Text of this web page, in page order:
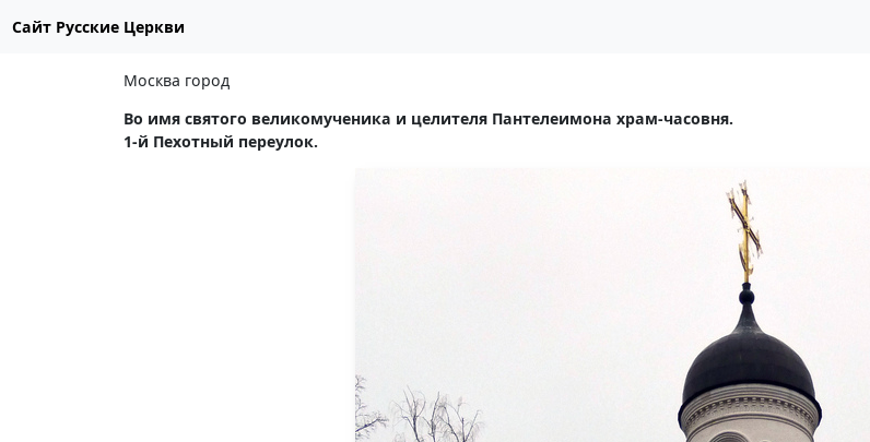
Сайт Русские Церкви
Москва город
Во имя святого великомученика и целителя Пантелеимона храм-часовня.
1-й Пехотный переулок.